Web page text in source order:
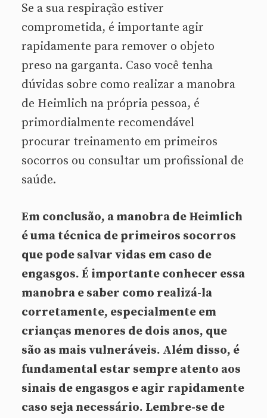
Se a sua respiração estiver
comprometida, é importante agir
rapidamente para remover o objeto
preso na garganta. Caso você tenha
dúvidas sobre como realizar a manobra
de Heimlich na própria pessoa, é
primordialmente recomendável
procurar treinamento em primeiros
socorros ou consultar um profissional de
saúde.
Em conclusão, a manobra de Heimlich
é uma técnica de primeiros socorros
que pode salvar vidas em caso de
engasgos. É importante conhecer essa
manobra e saber como realizá-la
corretamente, especialmente em
crianças menores de dois anos, que
são as mais vulneráveis. Além disso, é
fundamental estar sempre atento aos
sinais de engasgos e agir rapidamente
caso seja necessário. Lembre-se de